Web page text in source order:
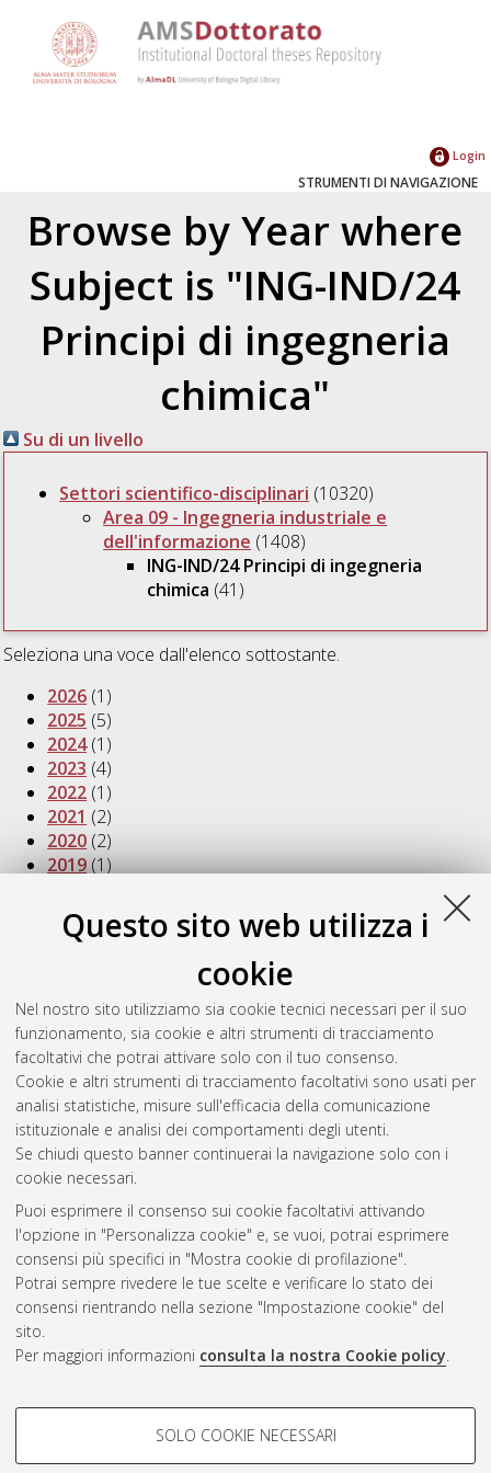
Questo sito web utilizza i
cookie
Nel nostro sito utilizziamo sia cookie tecnici necessari per il suo
funzionamento, sia cookie e altri strumenti di tracciamento
facoltativi che potrai attivare solo con il tuo consenso.
Cookie e altri strumenti di tracciamento facoltativi sono usati per
analisi statistiche, misure sull'efficacia della comunicazione
istituzionale e analisi dei comportamenti degli utenti.
Se chiudi questo banner continuerai la navigazione solo con i
cookie necessari.
Puoi esprimere il consenso sui cookie facoltativi attivando
l'opzione in "Personalizza cookie" e, se vuoi, potrai esprimere
consensi più specifici in "Mostra cookie di profilazione".
Potrai sempre rivedere le tue scelte e verificare lo stato dei
consensi rientrando nella sezione "Impostazione cookie" del
sito.
Per maggiori informazioni consulta la nostra Cookie policy.
COOKIE DI PROFILAZIONE -
SOLO COOKIE NECESSARI
Login
STRUMENTI DI NAVIGAZIONE
Browse by Year where
Subject is "ING-IND/24
Principi di ingegneria
chimica"
Su di un livello
Settori scientifico-disciplinari (10320)
Area 09 - Ingegneria industriale e
dell'informazione (1408)
ING-IND/24 Principi di ingegneria
chimica (41)
Seleziona una voce dall'elenco sottostante.
2026 (1)
2025 (5)
2024(1)
2023 (4)
2022 (1)
2021 (2)
2020 (2)
2019(1)
2017
2016(3)
2013(2)
2010(3)
2009 (5)
2008(2)
2007(1)
Atom
Rss 1.0
Rss 2.0
ISSN: 2038-7946
Impostazioni Cookie
Informativa sulla privacy
Condizioni d’uso del sito